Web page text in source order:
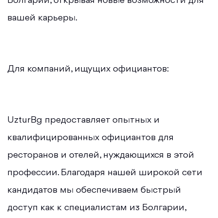
вашей карьеры.
Для компаний, ищущих официантов:
UzturBg предоставляет опытных и
квалифицированных официантов для
ресторанов и отелей, нуждающихся в этой
профессии. Благодаря нашей широкой сети
кандидатов мы обеспечиваем быстрый
доступ как к специалистам из Болгарии,